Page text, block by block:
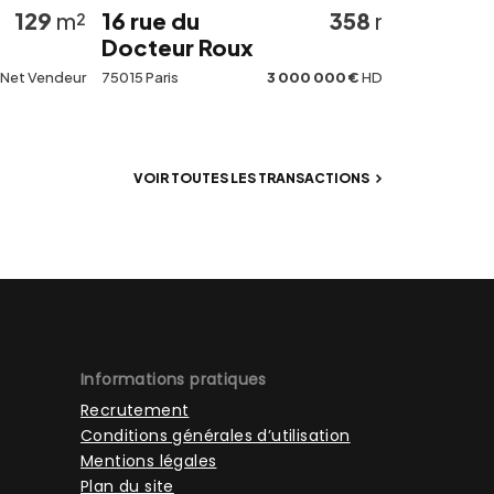
m²
16 rue du
Docteur Roux
75015 Paris
m²
3 000 000 € HD HH
14-18 rue
VOIR TOUTES LES TRANSACTIONS
Informations pratiques
Recrutement
Conditions générales d’utilisation
Mentions légales
Plan du site